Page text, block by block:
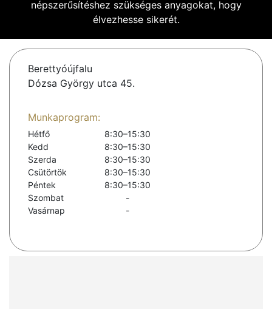
népszerűsítéshez szükséges anyagokat, hogy
élvezhesse sikerét.
Berettyóújfalu
Dózsa György utca 45.
Munkaprogram:
Hétfő
8:30–15:30
Kedd
8:30–15:30
Szerda
8:30–15:30
Csütörtök
8:30–15:30
Péntek
8:30–15:30
Szombat
-
Vasárnap
-